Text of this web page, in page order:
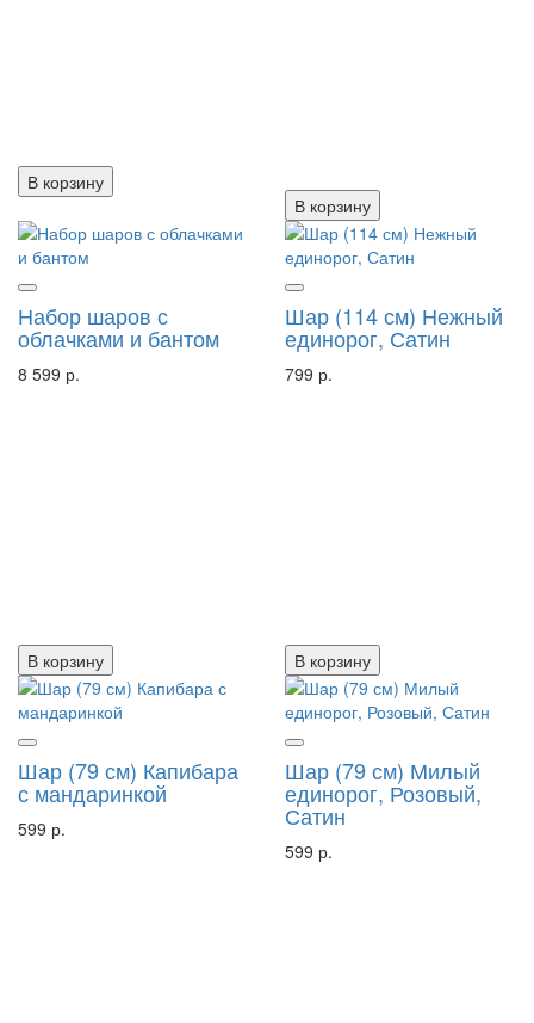
В корзину
В корзину
Набор шаров с
облачками и бантом
8 599 р.
В корзину
Шар (114 см) Нежный
единорог, Сатин
799 р.
В корзину
Шар (79 см) Капибара
с мандаринкой
599 р.
Шар (79 см) Милый
единорог, Розовый,
Сатин
599 р.